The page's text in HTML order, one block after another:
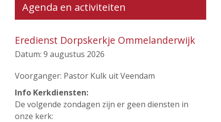
Agenda en activiteiten
Eredienst Dorpskerkje Ommelanderwijk
Datum: 9 augustus 2026
Voorganger: Pastor Kulk uit Veendam
Info Kerkdiensten:
De volgende zondagen zijn er geen diensten in
onze kerk: